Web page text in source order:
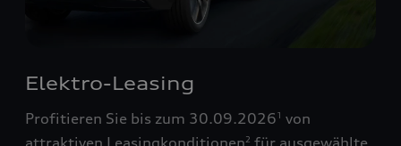
Elektro-Leasing
Profitieren Sie bis zum 30.09.20261 von
2